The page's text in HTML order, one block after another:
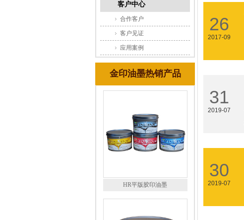
客户中心
合作客户
客户见证
应用案例
金印油墨热销产品
HR平版胶印油墨
26
2017-09
31
2019-07
30
2019-07